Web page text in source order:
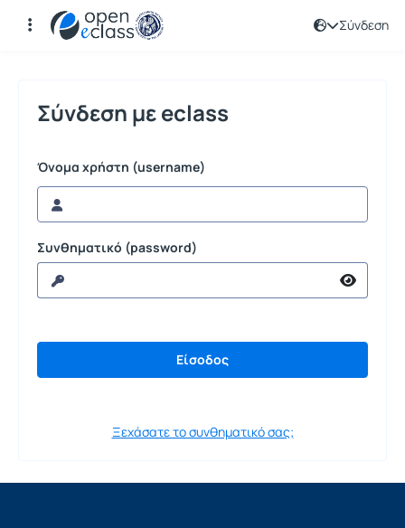
Σύνδεση
Σύνδεση
Σύνδεση με eclass
Όνομα χρήστη (username)
Συνθηματικό (password)
Ξεχάσατε το συνθηματικό σας;